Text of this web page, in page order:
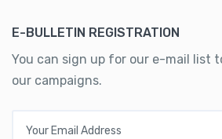
E-BULLETIN REGISTRATION
You can sign up for our e-mail list
our campaigns.